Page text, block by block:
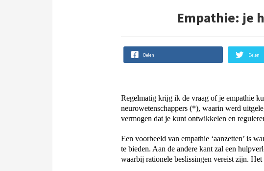
Empathie: je
Delen Delen
Regelmatig krijg ik de vraag of je empathie
neurowetenschappers (*), waarin werd
vermogen dat je kunt ontwikkelen en
Een voorbeeld van empathie ‘aanzetten’ is
te bieden. Aan de andere kant zal een
waarbij rationele beslissingen vereist zijn. Het